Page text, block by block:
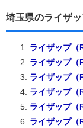
埼玉県のライザ
ライザップ（
ライザップ（
ライザップ（
ライザップ（
ライザップ（
ライザップ（